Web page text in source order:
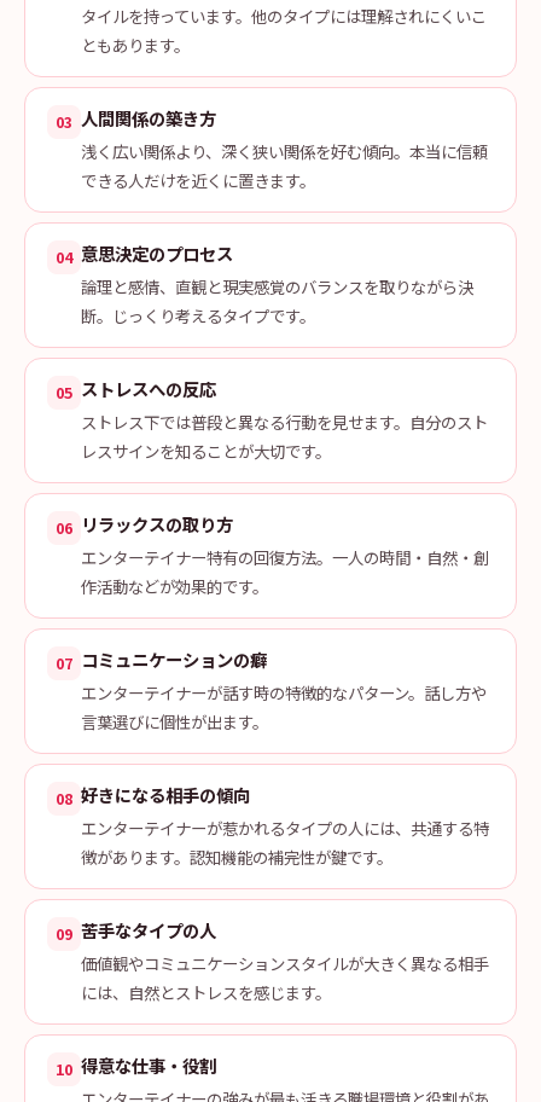
タイルを持っています。他のタイプには理解されにくいこ
ともあります。
03 人間関係の築き方
浅く広い関係より、深く狭い関係を好む傾向。本当に信頼
できる人だけを近くに置きます。
04 意思決定のプロセス
論理と感情、直観と現実感覚のバランスを取りながら決
断。じっくり考えるタイプです。
05 ストレスへの反応
ストレス下では普段と異なる行動を見せます。自分のスト
レスサインを知ることが大切です。
06 リラックスの取り方
エンターテイナー特有の回復方法。一人の時間・自然・創
作活動などが効果的です。
07 コミュニケーションの癖
エンターテイナーが話す時の特徴的なパターン。話し方や
言葉選びに個性が出ます。
08 好きになる相手の傾向
エンターテイナーが惹かれるタイプの人には、共通する特
徴があります。認知機能の補完性が鍵です。
09 苦手なタイプの人
価値観やコミュニケーションスタイルが大きく異なる相手
には、自然とストレスを感じます。
10 得意な仕事・役割